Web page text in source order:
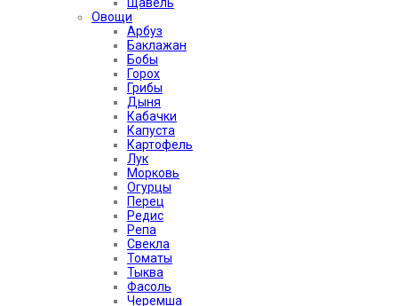
Овощи
Арбуз
Баклажан
Бобы
Горох
Грибы
Дыня
Кабачки
Капуста
Картофель
Лук
Морковь
Огурцы
Перец
Редис
Репа
Свекла
Томаты
Тыква
Фасоль
Черемша